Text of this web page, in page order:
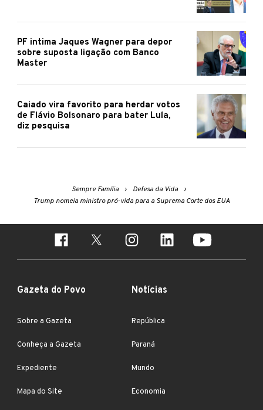
PF intima Jaques Wagner para depor
sobre suposta ligação com Banco
Master
Caiado vira favorito para herdar votos
de Flávio Bolsonaro para bater Lula,
diz pesquisa
Sempre Família
Defesa da Vida
Trump nomeia ministro pró-vida para a Suprema Corte dos EUA
Gazeta do Povo
Sobre a Gazeta
Conheça a Gazeta
Expediente
Mapa do Site
Notícias
República
Paraná
Mundo
Economia